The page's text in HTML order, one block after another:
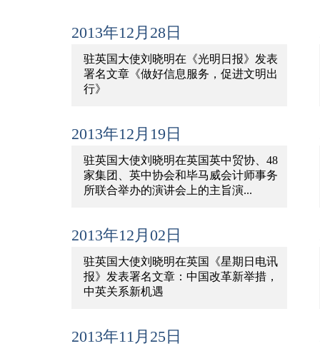
2013年12月28日
驻英国大使刘晓明在《光明日报》发表
署名文章《做好信息服务，促进文明出
行》
2013年12月19日
驻英国大使刘晓明在英国英中贸协、48
家集团、英中协会和毕马威会计师事务
所联合举办的演讲会上的主旨演...
2013年12月02日
驻英国大使刘晓明在英国《星期日电讯
报》发表署名文章：中国改革新举措，
中英关系新机遇
2013年11月25日